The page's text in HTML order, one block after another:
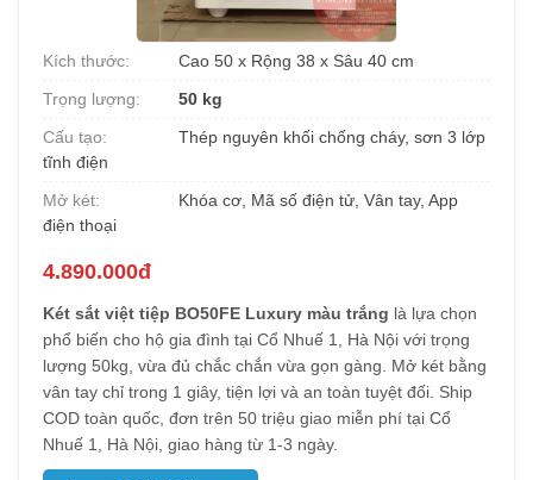
Kích thước:
Cao 50 x Rộng 38 x Sâu 40 cm
Trọng lượng:
50 kg
Cấu tạo:
Thép nguyên khối chống cháy, sơn 3 lớp
tĩnh điện
Mở két:
Khóa cơ, Mã số điện tử, Vân tay, App
điện thoại
4.890.000đ
Két sắt việt tiệp BO50FE Luxury màu trắng là lựa chọn
phổ biến cho hộ gia đình tại Cổ Nhuế 1, Hà Nội với trọng
lượng 50kg, vừa đủ chắc chắn vừa gọn gàng. Mở két bằng
vân tay chỉ trong 1 giây, tiện lợi và an toàn tuyệt đối. Ship
COD toàn quốc, đơn trên 50 triệu giao miễn phí tại Cổ
Nhuế 1, Hà Nội, giao hàng từ 1-3 ngày.